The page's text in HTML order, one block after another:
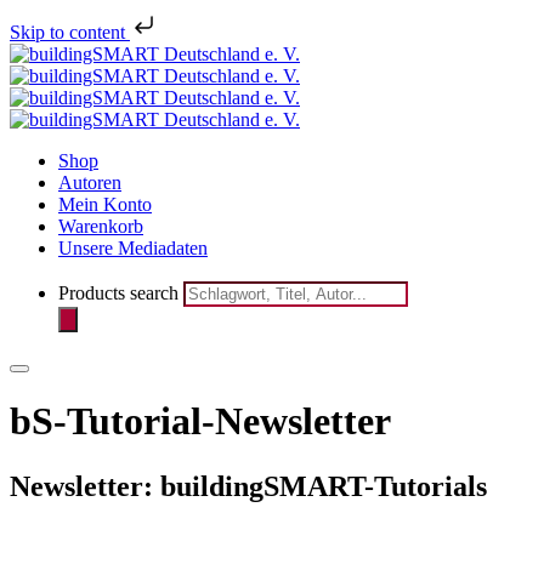
Skip to content
Shop
Autoren
Mein Konto
Warenkorb
Unsere Mediadaten
Products search
bS-Tutorial-Newsletter
Newsletter: buildingSMART-Tutorials
Melden Sie sich jetzt für den Newsletter des bSD
Verlags an!